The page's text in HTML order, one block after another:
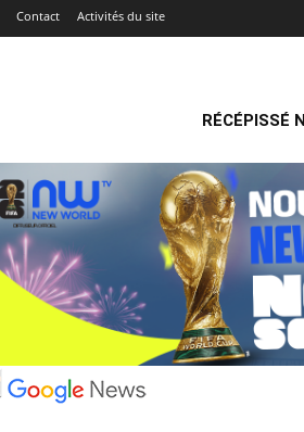
Contact Activités du site
RÉCÉPISSÉ